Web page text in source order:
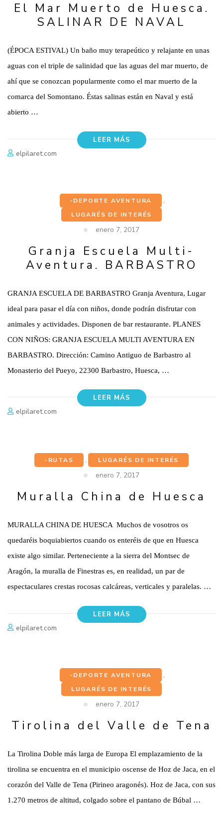
El Mar Muerto de Huesca.
SALINAR DE NAVAL
(ÉPOCA ESTIVAL) Un baño muy terapeútico y relajante en unas
aguas con el triple de salinidad que las aguas del mar muerto, de
ahí que se conozcan popularmente como el mar muerto de la
comarca del Somontano. Éstas salinas están en Naval y está
abierto …
LEER MÁS
elpilaret.com
-DEPORTE AVENTURA
,
LUGARÉS DE INTERÉS
enero 7, 2017
Granja Escuela Multi-
Aventura. BARBASTRO
GRANJA ESCUELA DE BARBASTRO Granja Aventura, Lugar
ideal para pasar el día con niños, donde podrán disfrutar con
animales y actividades. Disponen de bar restaurante. PLANES
CON NIÑOS: GRANJA ESCUELA MULTI AVENTURA EN
BARBASTRO. Dirección: Camino Antiguo de Barbastro al
Monasterio del Pueyo, 22300 Barbastro, Huesca, …
LEER MÁS
elpilaret.com
-RUTAS , LUGARÉS DE INTERÉS
enero 7, 2017
Muralla China de Huesca
MURALLA CHINA DE HUESCA Muchos de vosotros os
quedaréis boquiabiertos cuando os enteréis de que en Huesca
existe algo similar. Perteneciente a la sierra del Montsec de
Aragón, la muralla de Finestras es, en realidad, un par de
espectaculares crestas rocosas calcáreas, verticales y paralelas. …
LEER MÁS
elpilaret.com
-DEPORTE AVENTURA
,
LUGARÉS DE INTERÉS
enero 7, 2017
Tirolina del Valle de Tena
La Tirolina Doble más larga de Europa El emplazamiento de la
tirolina se encuentra en el municipio oscense de Hoz de Jaca, en el
corazón del Valle de Tena (Pirineo aragonés). Hoz de Jaca, con sus
1.270 metros de altitud, colgado sobre el pantano de Búbal …